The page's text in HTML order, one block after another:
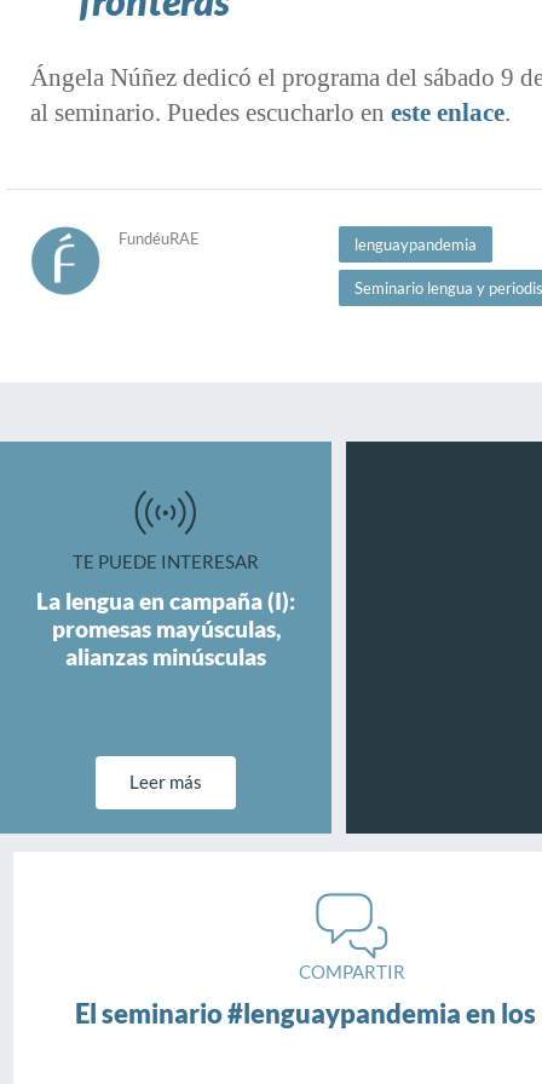
Ángela Núñez dedicó el programa del sábado 9
al seminario. Puedes escucharlo en este enlace.
FundéuRAE lenguaypandemia
Seminario lengua y
TE PUEDE INTERESAR
La lengua en campaña (I):
promesas mayúsculas,
alianzas minúsculas
Leer más
COMPARTIR
El seminario #lenguaypandemia en